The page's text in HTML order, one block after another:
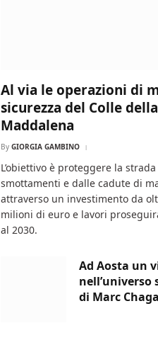
Al via le operazioni di
sicurezza del Colle della
Maddalena
By GIORGIA GAMBINO
L’obiettivo è proteggere la
smottamenti e dalle cadute di
attraverso un investimento da
milioni di euro e lavori
al 2030.
Ad Aosta un
di Marc